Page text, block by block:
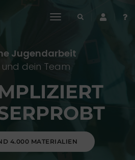
toggle
Jugendarbeit
dein Team
4.000 MATERIALIEN